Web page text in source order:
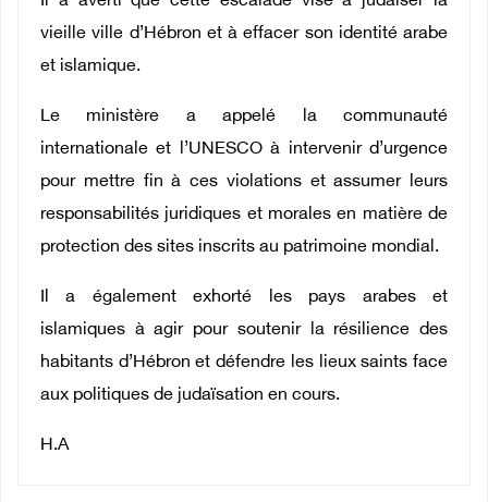
vieille ville d’Hébron et à effacer son identité arabe
et islamique.
Le ministère a appelé la communauté
internationale et l’UNESCO à intervenir d’urgence
pour mettre fin à ces violations et assumer leurs
responsabilités juridiques et morales en matière de
protection des sites inscrits au patrimoine mondial.
Il a également exhorté les pays arabes et
islamiques à agir pour soutenir la résilience des
habitants d’Hébron et défendre les lieux saints face
aux politiques de judaïsation en cours.
H.A